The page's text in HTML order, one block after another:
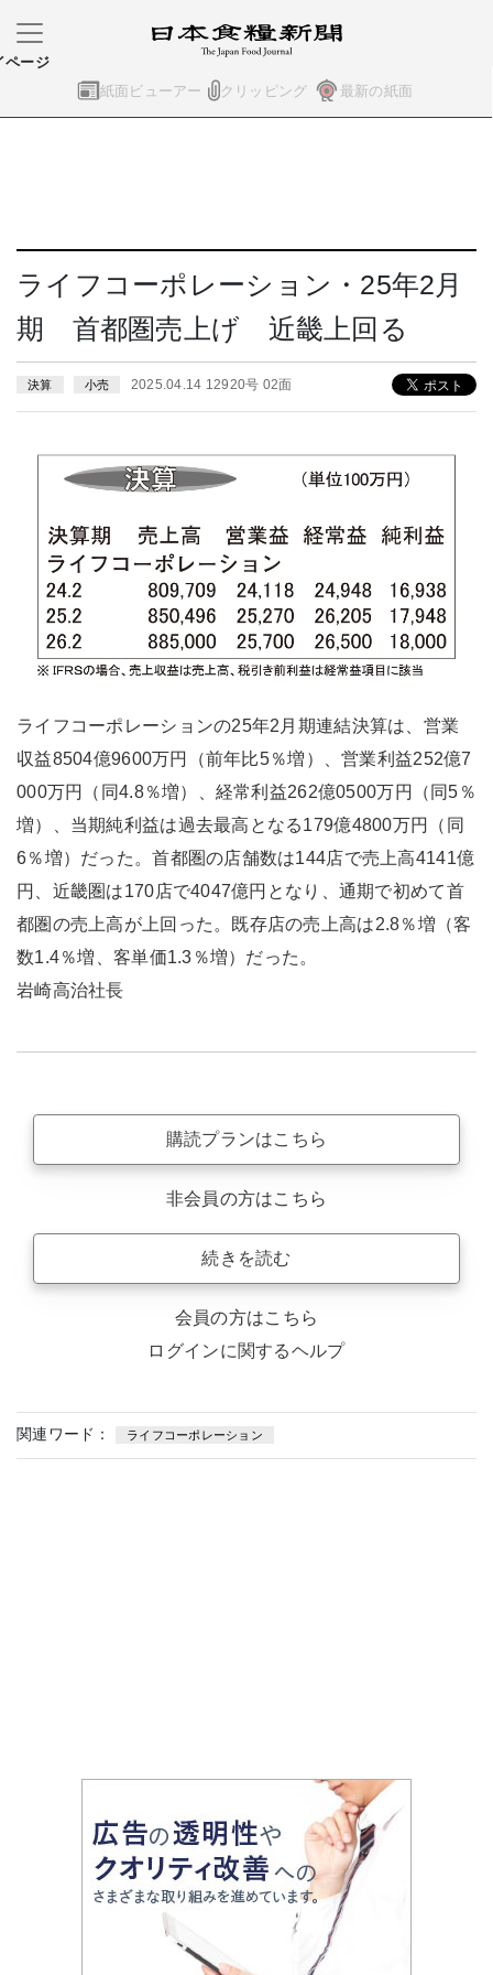
紙面ビューアー クリッピング 最新の紙面
ページ
ライフコーポレーション・25年2月
期 首都圏売上げ 近畿上回る
決算 小売 2025.04.14 12920号 02面
ライフコーポレーションの25年2月期連結決算は、営業
収益8504億9600万円（前年比5％増）、営業利益252億7
000万円（同4.8％増）、経常利益262億0500万円（同5％
増）、当期純利益は過去最高となる179億4800万円（同
6％増）だった。首都圏の店舗数は144店で売上高4141億
円、近畿圏は170店で4047億円となり、通期で初めて首
都圏の売上高が上回った。既存店の売上高は2.8％増（客
数1.4％増、客単価1.3％増）だった。
岩崎高治社長
購読プランはこちら
非会員の方はこちら
続きを読む
会員の方はこちら
ログインに関するヘルプ
関連ワード： ライフコーポレーション